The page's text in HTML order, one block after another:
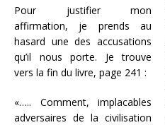
Pour justifier mon
affirmation, je prends au
hasard une des accusations
qu’il nous porte. Je trouve
vers la fin du livre, page 241 :
«….. Comment, implacables
adversaires de la civilisation